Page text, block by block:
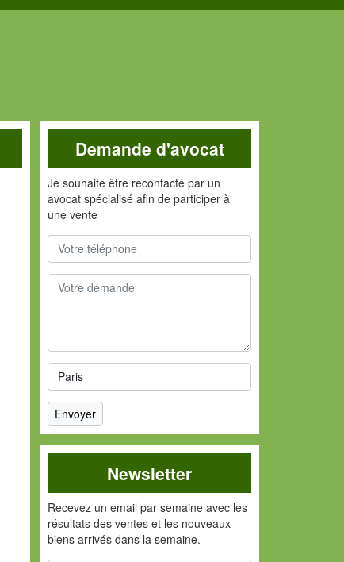
Demande d'avocat
Je souhaite être recontacté par un
avocat spécialisé afin de participer à
une vente
Newsletter
Recevez un email par semaine avec les
résultats des ventes et les nouveaux
biens arrivés dans la semaine.